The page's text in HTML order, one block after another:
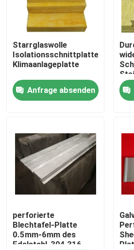
Haus
Über uns
Fabrik-Ausflug
Qualitätskontrolle
Treten Sie mit uns in
Starrglaswolle
Isolationsschnittplatte
Klimaanlageplatte
Anfrage absenden
perforierte
Blechtafel-Platte
0.5mm-6mm des
Edelstahl-304 316